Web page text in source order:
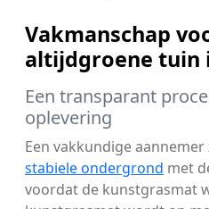
Vakmanschap
altijdgroene tuin
Een transparant
oplevering
Een vakkundige
stabiele ondergrond met
voordat de kunstgrasmat